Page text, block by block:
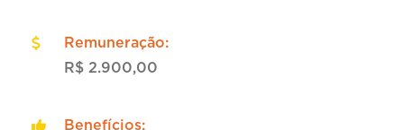
Remuneração:
R$ 2.900,00
Benefícios: